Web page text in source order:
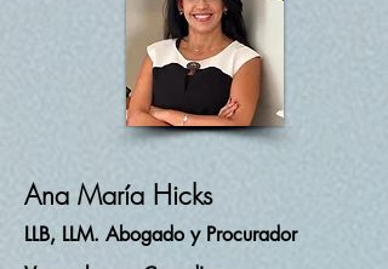
Ana María Hicks
LLB, LLM. Abogado y Procurador